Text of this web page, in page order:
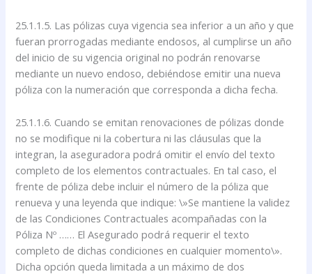
25.1.1.5. Las pólizas cuya vigencia sea inferior a un año y que
fueran prorrogadas mediante endosos, al cumplirse un año
del inicio de su vigencia original no podrán renovarse
mediante un nuevo endoso, debiéndose emitir una nueva
póliza con la numeración que corresponda a dicha fecha.
25.1.1.6. Cuando se emitan renovaciones de pólizas donde
no se modifique ni la cobertura ni las cláusulas que la
integran, la aseguradora podrá omitir el envío del texto
completo de los elementos contractuales. En tal caso, el
frente de póliza debe incluir el número de la póliza que
renueva y una leyenda que indique: \»Se mantiene la validez
de las Condiciones Contractuales acompañadas con la
Póliza Nº …… El Asegurado podrá requerir el texto
completo de dichas condiciones en cualquier momento\».
Dicha opción queda limitada a un máximo de dos